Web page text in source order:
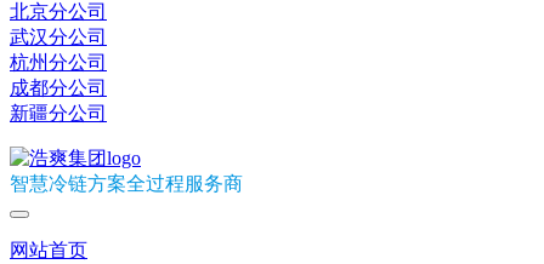
北京分公司
武汉分公司
杭州分公司
成都分公司
新疆分公司
智慧冷链方案全过程服务商
网站首页